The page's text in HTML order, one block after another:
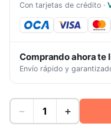
Con tarjetas de crédito ·
Comprando ahora te
Envío rápido y
− +